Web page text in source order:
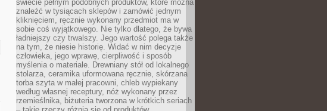
świecie pełnym podobnych produktów, które można
znaleźć w tysiącach sklepów i zamówić jednym
kliknięciem, ręcznie wykonany przedmiot ma w
sobie coś wyjątkowego. Nie tylko dlatego, że bywa
ładniejszy czy trwalszy. Jego wartość polega także
na tym, że niesie historię. Widać w nim decyzje
człowieka, jego wprawę, cierpliwość i sposób
myślenia o materiale. Drewniany stół od lokalnego
stolarza, ceramika uformowana ręcznie, skórzana
torba szyta w małej pracowni, chleb wypiekany
według własnej receptury, nóż wykonany przez
rzemieślnika, biżuteria tworzona w krótkich seriach